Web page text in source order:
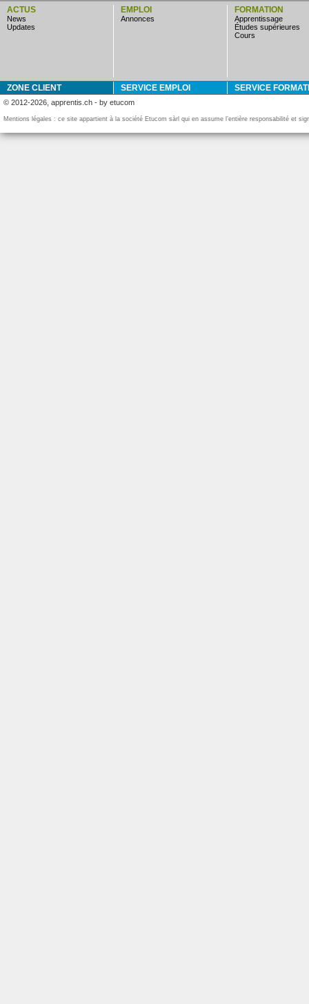
ACTUS
news
updates
EMPLOI
annonces
FORMATION
apprentissage
études supérieures
cours
ZONE CLIENT SERVICE EMPLOI SERVICE
© 2012-2026, apprentis.ch - by etucom
Mentions légales : ce site appartient à la société Etucom sàrl qui en assume l’entière responsabilité et